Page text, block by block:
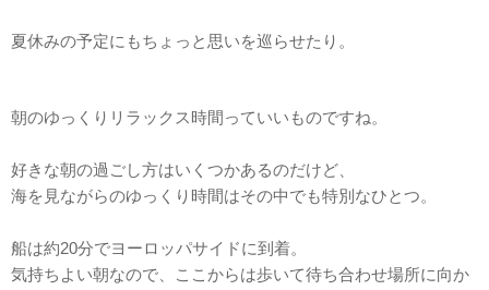
夏休みの予定にもちょっと思いを巡らせたり。
朝のゆっくりリラックス時間っていいものですね。
好きな朝の過ごし方はいくつかあるのだけど、
海を見ながらのゆっくり時間はその中でも特別なひとつ。
船は約20分でヨーロッパサイドに到着。
気持ちよい朝なので、ここからは歩いて待ち合わせ場所に向か